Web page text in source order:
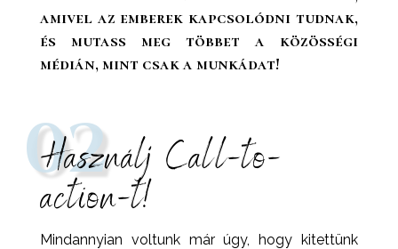
amivel az emberek kapcsolódni tudnak,
és mutass meg többet a közösségi
médián, mint csak a munkádat!
02
Használj Call-to-
action-t!
Mindannyian voltunk már úgy, hogy kitettünk